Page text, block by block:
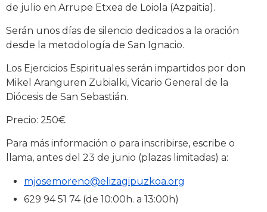
de julio en Arrupe Etxea de Loiola (Azpaitia).
Serán unos días de silencio dedicados a la oración
desde la metodología de San Ignacio.
Los Ejercicios Espirituales serán impartidos por don
Mikel Aranguren Zubialki, Vicario General de la
Diócesis de San Sebastián.
Precio: 250€
Para más información o para inscribirse, escribe o
llama, antes del 23 de junio (plazas limitadas) a:
mjosemoreno@elizagipuzkoa.org
629 94 51 74 (de 10:00h. a 13:00h)